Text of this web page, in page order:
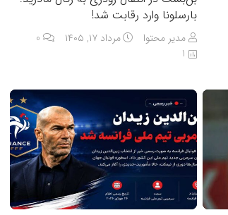
بارسلونا وارد رقابت شد!
مدیر محتوا مرداد ۱۷, ۱۴۰۵
1